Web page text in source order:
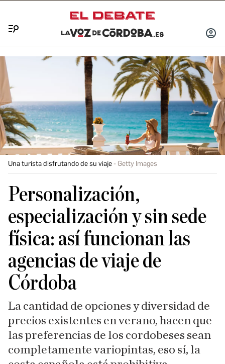
INICIAR
Una turista disfrutando de su viaje Getty Images
Personalización,
especialización y sin sede
física: así funcionan las
agencias de viaje de
Córdoba
La cantidad de opciones y diversidad de
precios existentes en verano, hacen que
las preferencias de los cordobeses sean
completamente variopintas, eso sí, la